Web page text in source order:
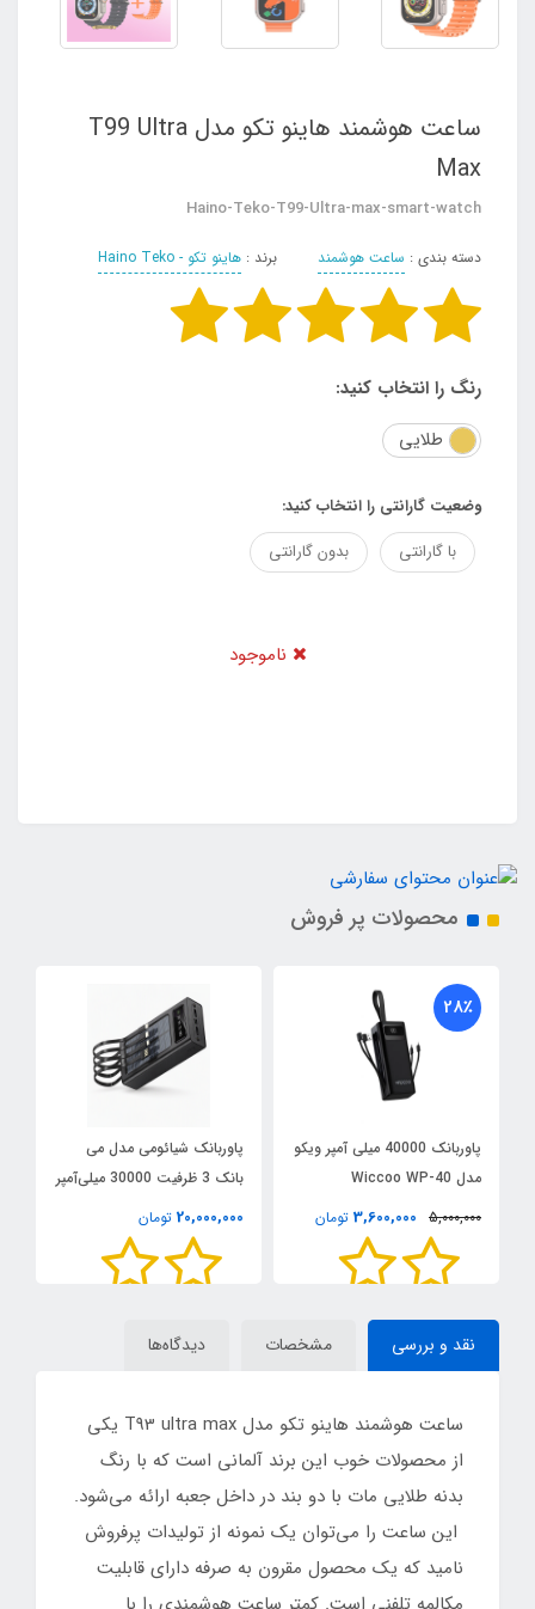
ساعت هوشمند هاینو تکو مدل T99 Ultra
Max
Haino-Teko-T99-Ultra-max-smart-watch
دسته بندی : ساعت هوشمند برند : هاینو تکو - Haino Teko
رنگ را انتخاب کنید:
طلایی
وضعیت گارانتی را انتخاب کنید:
با گارانتی
بدون گارانتی
ناموجود
محصولات پر فروش
28٪
پاوربانک 40000 میلی آمپر ویکو
مدل Wiccoo WP-40
5,000,000
3,600,000 تومان
پاوربانک شیائومی مدل می
بانک 3 ظرفیت 30000 میلی‌آمپر
20,000,000 تومان
نقد و بررسی مشخصات دیدگاه‌ها
ساعت هوشمند هاینو تکو مدل T93 ultra max یکی
از محصولات خوب این برند آلمانی است که با رنگ
بدنه طلایی مات با دو بند در داخل جعبه ارائه می‌شود.
این ساعت را می‌توان یک نمونه از تولیدات پرفروش
نامید که یک محصول مقرون به صرفه دارای قابلیت